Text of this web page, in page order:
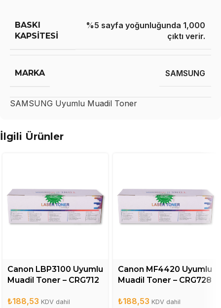
BASKI
KAPSITESI
%5 sayfa yoğunluğunda 1,000
çıktı verir.
MARKA SAMSUNG
SAMSUNG Uyumlu Muadil Toner
İlgili Ürünler
Canon LBP3100 Uyumlu
Muadil Toner – CRG712
₺188,53 KDV dahil
Canon MF4420 Uyumlu
Muadil Toner – CRG728
₺188,53 KDV dahil